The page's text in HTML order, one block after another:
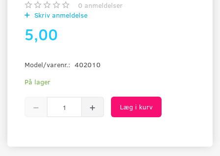
0 anmeldelser
Skriv anmeldelse
5,00
Model/varenr.: 402010
På lager
Læg i kurv